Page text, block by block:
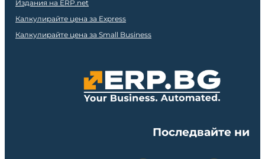
Издания на ERP.net
Калкулирайте цена за Express
Калкулирайте цена за Small Business
Последвайте ни